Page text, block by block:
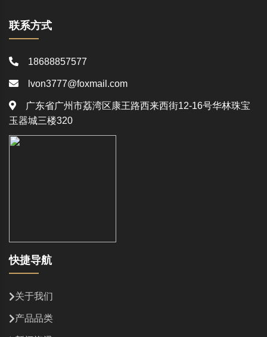
联系方式
18688857577
lvon3777@foxmail.com
广东省广州市荔湾区康王路西来西街12-16号华林珠宝
玉器城三楼320
快捷导航
关于我们
产品品类